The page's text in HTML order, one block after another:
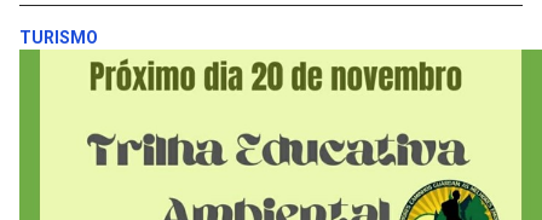
TURISMO